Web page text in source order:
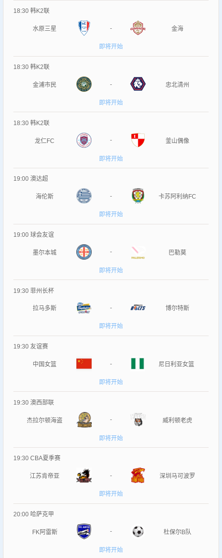
18:30 韩K2联
水原三星 - 金海
即将开始
18:30 韩K2联
金浦市民 - 忠北清州
即将开始
18:30 韩K2联
龙仁FC - 釜山偶像
即将开始
19:00 澳达超
海伦斯 - 卡苏阿利纳FC
即将开始
19:00 球会友谊
墨尔本城 - 巴勒莫
即将开始
19:30 菲州长杯
拉马多斯 - 博尔特斯
即将开始
19:30 友谊赛
中国女篮 - 尼日利亚女篮
即将开始
19:30 澳西部联
杰拉尔顿海盗 - 威利顿老虎
即将开始
19:30 CBA夏季赛
江苏肯帝亚 - 深圳马可波罗
即将开始
20:00 哈萨克甲
FK阿雷斯 - 杜保尔B队
即将开始